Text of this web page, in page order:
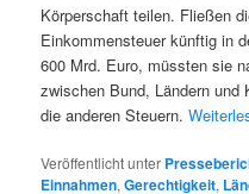
Körperschaft teilen. Fließen
Einkommensteuer künftig in
600 Mrd. Euro, müssten sie
zwischen Bund, Ländern und
die anderen Steuern.
Veröffentlicht unter
Einnahmen,Gerechtigkeit,